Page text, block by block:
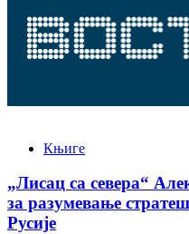
Књиге
„Лисац са севера“
за разумевање
Русије